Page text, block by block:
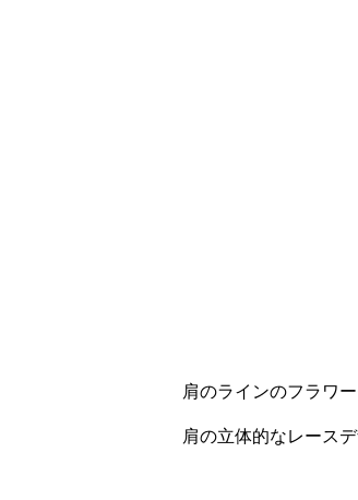
肩のラインのフラワ
肩の立体的なレース